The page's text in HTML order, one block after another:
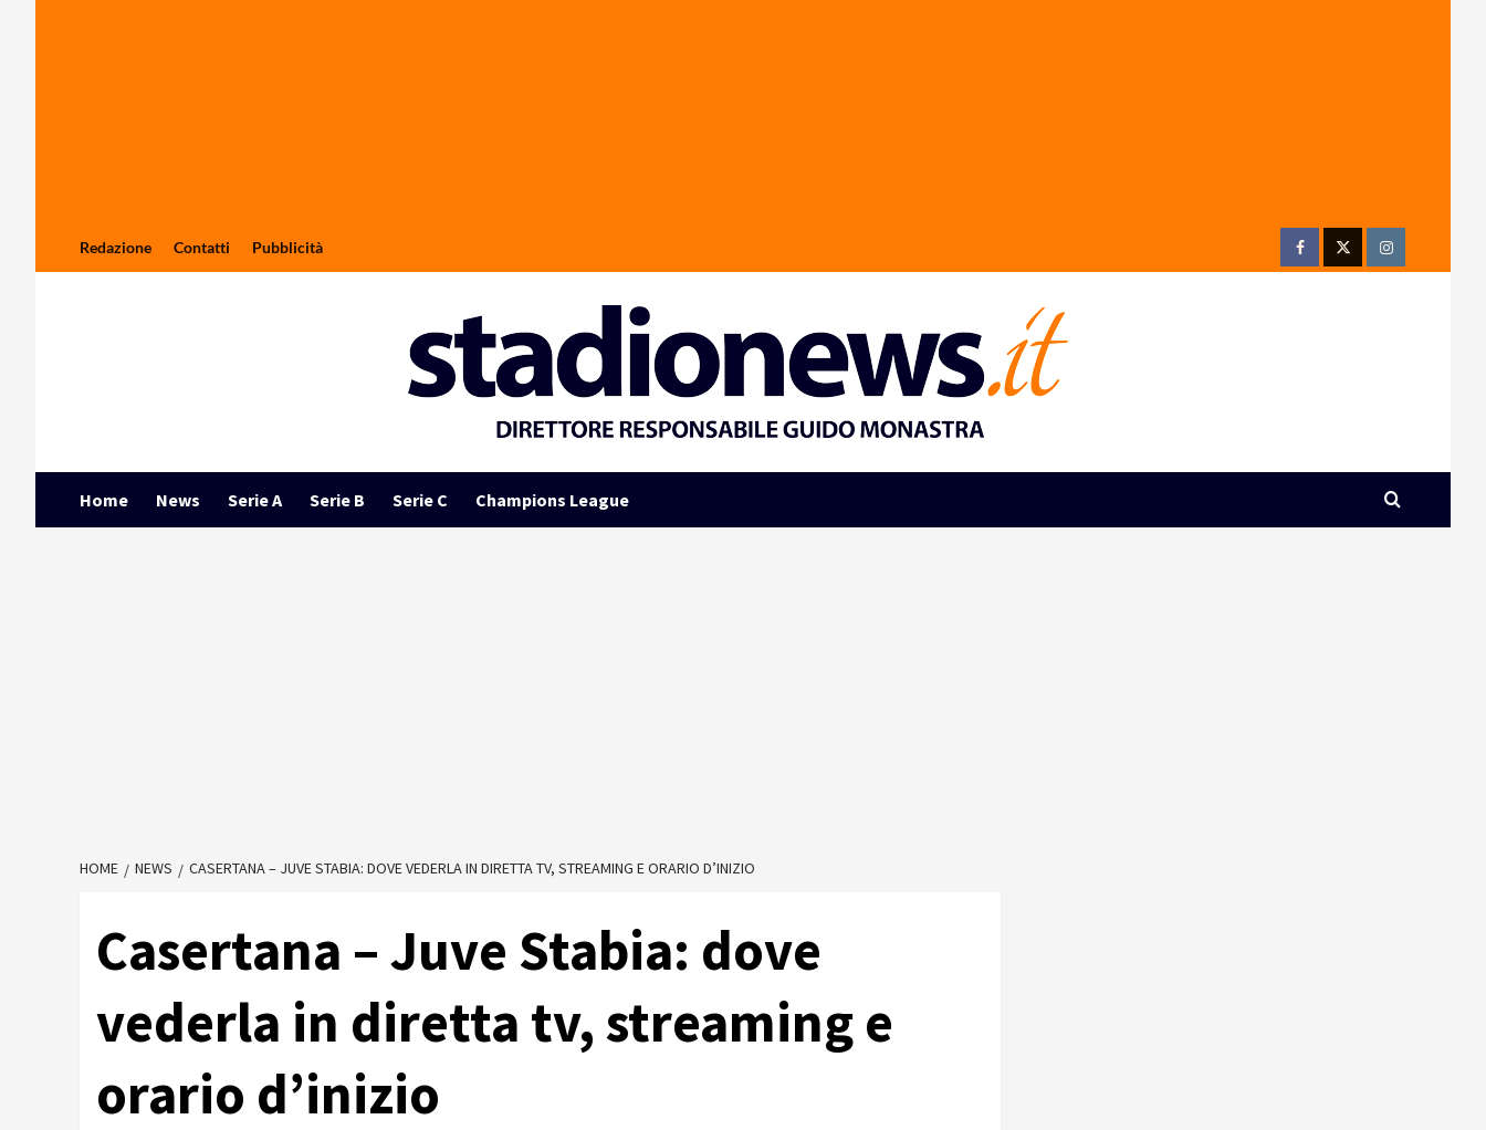
Redazione Contatti Pubblicità
FacebookTwitterInstagram
Home News Serie A Serie B Serie C Champions League
HOME NEWS CASERTANA – JUVE STABIA: DOVE VEDERLA IN DIRETTA TV, STREAMING E ORARIO D’INIZIO
Casertana – Juve Stabia: dove
vederla in diretta tv, streaming e
orario d’inizio